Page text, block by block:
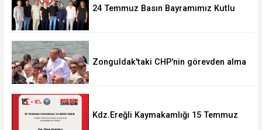
24 Temmuz Basın Bayramımız Kutlu
Zonguldak'taki CHP'nin görevden alma
Kdz.Ereğli Kaymakamlığı 15 Temmuz